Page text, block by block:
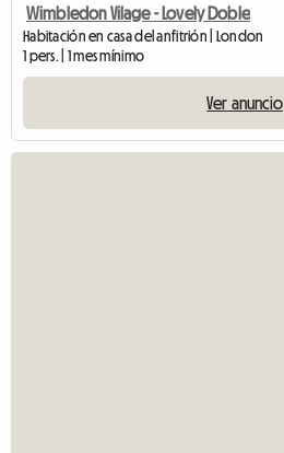
Wimbledon Vilage - Lovely Doble
Habitación en casa del anfitrión | London
1 pers. | 1 mes mínimo
Ver anuncio